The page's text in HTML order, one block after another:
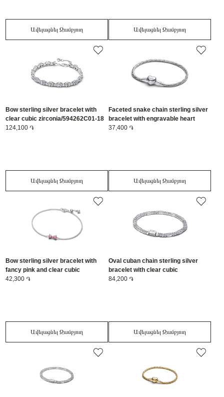
Ավելացնել Զամբյուղ Ավելացնել Զամբյուղ
Bow sterling silver bracelet with
clear cubic zirconia/594262C01-18
124,100 ֏
Ավելացնել Զամբյուղ
Faceted snake chain sterling silver
bracelet with engravable heart
clasp/594236C00-20
37,400 ֏
Ավելացնել Զամբյուղ
Bow sterling silver bracelet with
fancy pink and clear cubic
zirconia/594234C01-20
42,300 ֏
Ավելացնել Զամբյուղ
Oval cuban chain sterling silver
bracelet with clear cubic
zirconia/594227C01-20
84,200 ֏
Ավելացնել Զամբյուղ